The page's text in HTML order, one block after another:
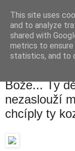
Kavárenský
Bože... Ty
nezaslouží
chcíply ty
This site uses
and to analyze
shared with
metrics to
statistics, and to